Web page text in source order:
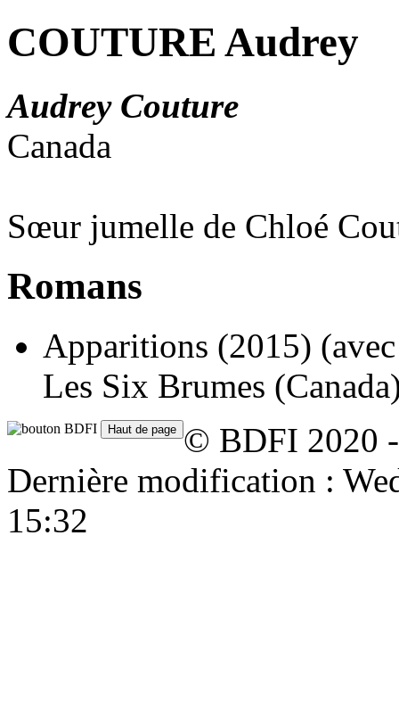
COUTURE Audrey
Audrey Couture
Canada
Sœur jumelle de Chloé
Romans
Apparitions (2015)
Les Six Brumes
© BDFI 2020
Dernière modification :
15:32